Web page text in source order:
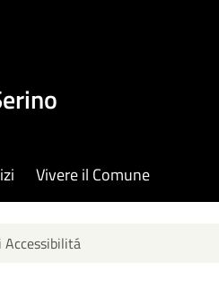
Vivere il Comune
Accessibilitá